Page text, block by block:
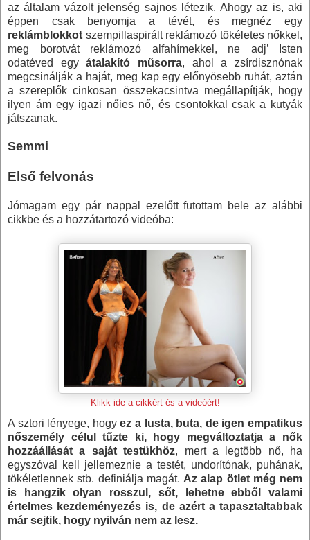
az általam vázolt jelenség sajnos létezik. Ahogy az is, aki
éppen csak benyomja a tévét, és megnéz egy
reklámblokkot szempillaspirált reklámozó tökéletes nőkkel,
meg borotvát reklámozó alfahímekkel, ne adj’ Isten
odatéved egyátalakító műsorra, ahol a zsírdisznónak
megcsinálják a haját, meg kap egy előnyösebb ruhát, aztán
a szereplők cinkosan összekacsintva megállapítják, hogy
ilyen ám egy igazi nőies nő, és csontokkal csak a kutyák
játszanak.
Semmi
Első felvonás
Jómagam egy pár nappal ezelőtt futottam bele az alábbi
cikkbe és a hozzátartozó videóba:
Klikk ide a cikkért és a videóért!
A sztori lényege, hogyez a lusta, buta, de igen empatikus
nőszemély célul tűzte ki, hogy megváltoztatja a nők
hozzáállását a saját testükhöz, mert a legtöbb nő, ha
egyszóval kell jellemeznie a testét, undorítónak, puhának,
tökéletlennek stb. definiálja magát. Az alap ötlet még nem
is hangzik olyan rosszul, sőt, lehetne ebből valami
értelmes kezdeményezés is, de azért a tapasztaltabbak
már sejtik, hogy nyilván nem az lesz.